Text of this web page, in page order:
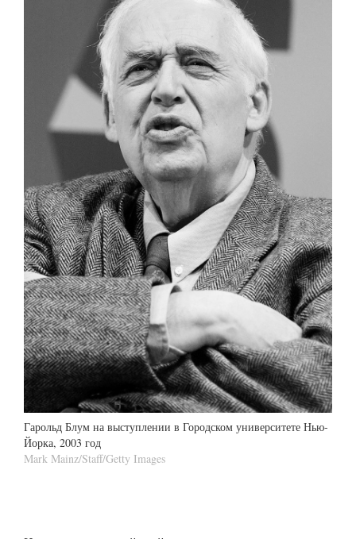
Гарольд Блум на выступлении в Городском университете Нью-
Йорка, 2003 год
Mark Mainz/Staff/Getty Images